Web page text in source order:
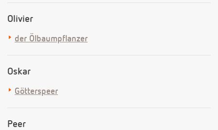
Olivier
der Ölbaumpflanzer
Oskar
Götterspeer
Peer